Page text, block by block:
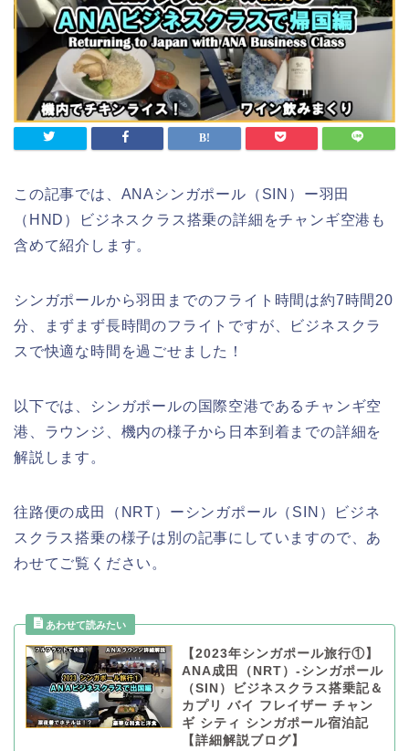
この記事では、ANAシンガポール（SIN）ー羽田
（HND）ビジネスクラス搭乗の詳細 をチャンギ空港も
含めて紹介します。
シンガポールから羽田までのフライト時間は約7時間20
分、まずまず長時間のフライトですが、ビジネスクラ
スで快適な時間を過ごせました！
以下では、シンガポールの国際空港であるチャンギ空
港、ラウンジ、機内の様子から日本到着までの詳細を
解説します。
往路便の成田（NRT）ーシンガポール（SIN）ビジネ
スクラス搭乗の様子は別の記事にしていますので、あ
わせてご覧ください。
【2023年シンガポール旅行①】
ANA成田（NRT）-シンガポール
（SIN）ビジネスクラス搭乗記＆
カプリ バイ フレイザー チャン
ギ シティ シンガポール宿泊記
【詳細解説ブログ】